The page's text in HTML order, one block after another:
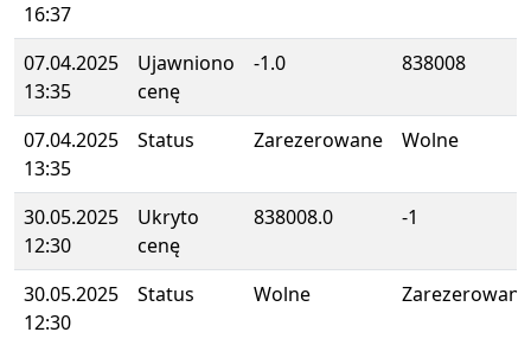
16:37
07.04.2025
13:35
Ujawniono
cenę
-1.0 838008
07.04.2025
13:35
Status Zarezerowane Wolne
30.05.2025
12:30
Ukryto
cenę
838008.0 -1
30.05.2025
12:30
Status Wolne Zarezerowane